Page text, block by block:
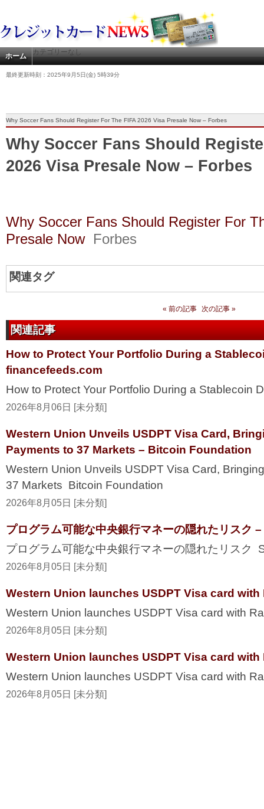
ホーム カテゴリーなし
最終更新時刻：2025年9月5日(金) 5時39分
Why Soccer Fans Should Register For The FIFA 2026 Visa Presale Now – Forbes
Why Soccer Fans Should
2026 Visa Presale Now – Forbes
Why Soccer Fans Should Register For
Presale Now Forbes
関連タグ
« 前の記事 次の記事 »
関連記事
How to Protect Your Portfolio During a
financefeeds.com
How to Protect Your Portfolio During a Stablecoin
2026年8月06日 [未分類]
Western Union Unveils USDPT Visa Card,
Payments to 37 Markets – Bitcoin Foundation
Western Union Unveils USDPT Visa Card,
37 Markets Bitcoin Foundation
2026年8月05日 [未分類]
プログラム可能な中央銀行マネーの隠れたリスク
プログラム可能な中央銀行マネーの隠れたリスク
2026年8月05日 [未分類]
Western Union launches USDPT Visa card
Western Union launches USDPT Visa card with
2026年8月05日 [未分類]
Western Union launches USDPT Visa card with
Western Union launches USDPT Visa card with
2026年8月05日 [未分類]